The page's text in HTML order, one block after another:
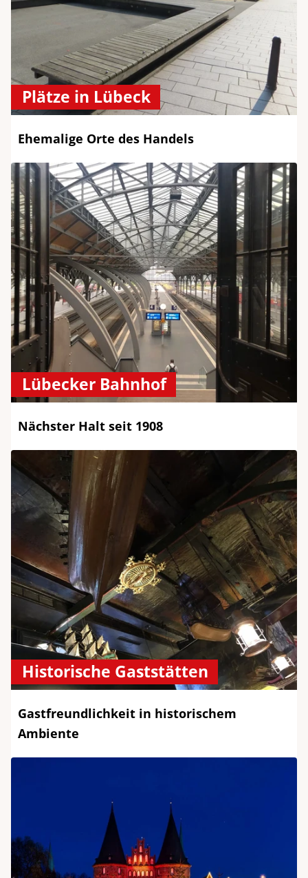
Plätze in Lübeck
Ehemalige Orte des Handels
Lübecker Bahnhof
Nächster Halt seit 1908
Historische Gaststätten
Gastfreundlichkeit in historischem
Ambiente